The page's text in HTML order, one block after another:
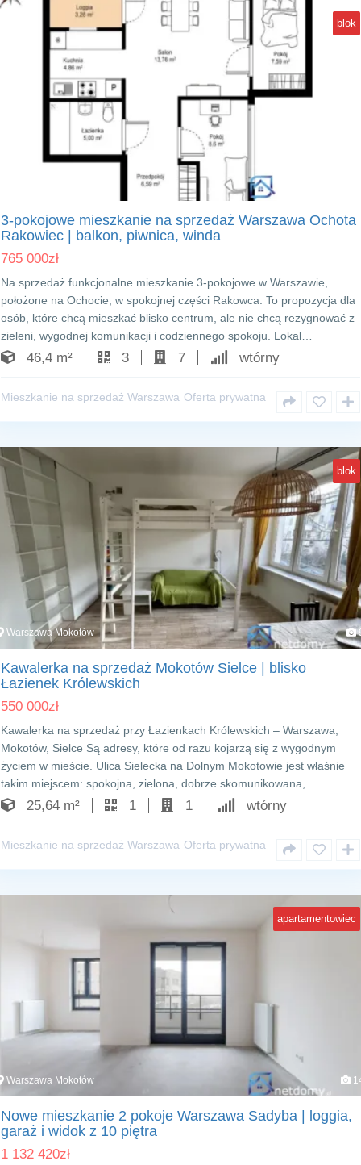
blok
3-pokojowe mieszkanie na sprzedaż Warszawa Ochota
Rakowiec | balkon, piwnica, winda
765 000zł
Na sprzedaż funkcjonalne mieszkanie 3-pokojowe w Warszawie,
położone na Ochocie, w spokojnej części Rakowca. To propozycja dla
osób, które chcą mieszkać blisko centrum, ale nie chcą rezygnować z
zieleni, wygodnej komunikacji i codziennego spokoju. Lokal…
46,4 m² 3 7 wtórny
Mieszkanie na sprzedaż Warszawa Oferta prywatna
blok
Warszawa Mokotów
Kawalerka na sprzedaż Mokotów Sielce | blisko
Łazienek Królewskich
550 000zł
Kawalerka na sprzedaż przy Łazienkach Królewskich – Warszawa,
Mokotów, Sielce Są adresy, które od razu kojarzą się z wygodnym
życiem w mieście. Ulica Sielecka na Dolnym Mokotowie jest właśnie
takim miejscem: spokojna, zielona, dobrze skomunikowana,…
25,64 m² 1 1 wtórny
Mieszkanie na sprzedaż Warszawa Oferta prywatna
apartamentowiec
Warszawa Mokotów
Nowe mieszkanie 2 pokoje Warszawa Sadyba | loggia,
garaż i widok z 10 piętra
1 132 420zł